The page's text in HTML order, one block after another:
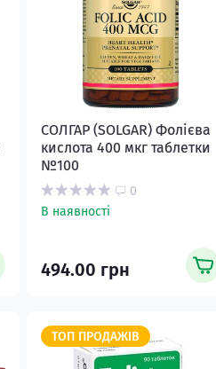
СОЛГАР (SOLGAR) Фолієва
кислота 400 мкг таблетки
№100
0
В наявності
494.00 грн
ТОП ПРОДАЖІВ